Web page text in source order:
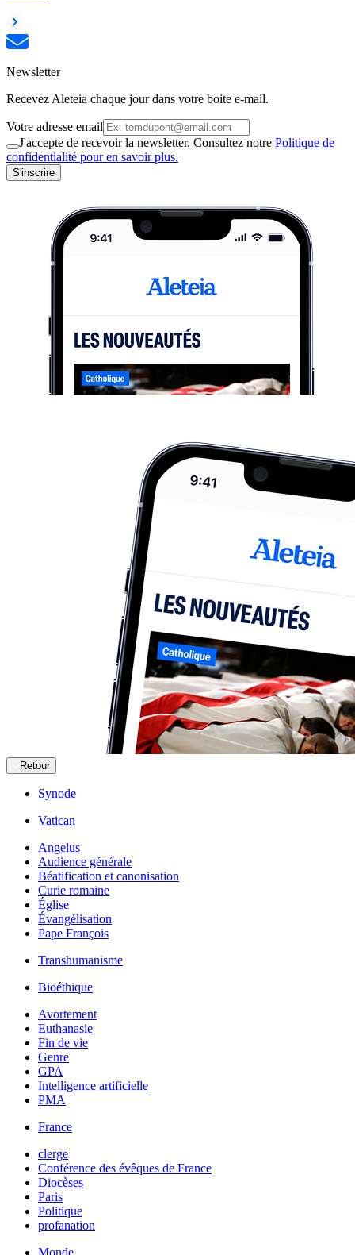
Newsletter
Recevez Aleteia chaque jour dans votre boite e-mail.
Votre adresse email
J'accepte de recevoir la newsletter. Consultez notre Politique de
confidentialité pour en savoir plus.
S'inscrire
Retour
Synode
Vatican
Angelus
Audience générale
Béatification et canonisation
Curie romaine
Église
Évangélisation
Pape François
Transhumanisme
Bioéthique
Avortement
Euthanasie
Fin de vie
Genre
GPA
Intelligence artificielle
PMA
France
clerge
Conférence des évêques de France
Diocèses
Paris
Politique
profanation
Monde